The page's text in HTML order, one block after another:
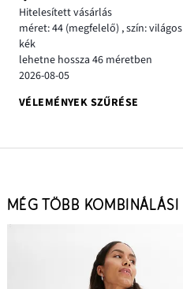
Hitelesített vásárlás
méret: 44 (megfelelő) ,szín:
kék
lehetne hossza 46 méretben
2026-08-05
VÉLEMÉNYEK SZŰRÉSE
MÉG TÖBB KOMBINÁLÁSI